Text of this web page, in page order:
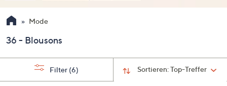
verwenden
Sie
Pfeiltasten
nach
und
Mode
36 - Blousons
Sortieren:Top-Treffer
Filter (6)